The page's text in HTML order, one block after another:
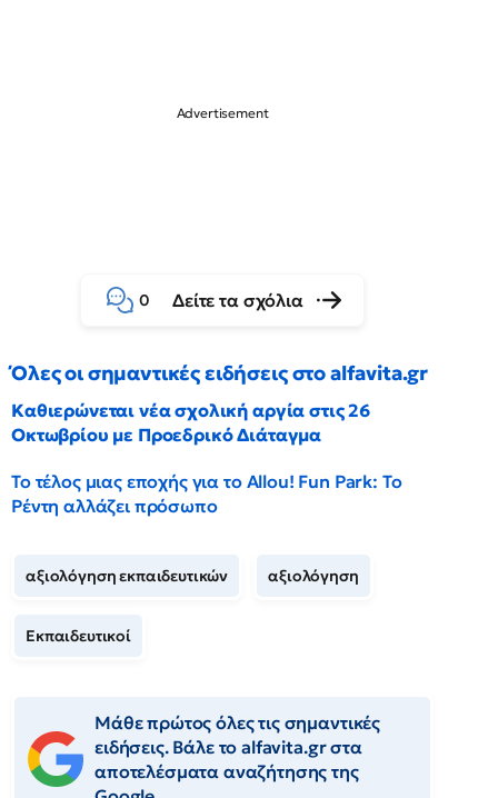
0 Δείτε τα σχόλια
Όλες οι σημαντικές ειδήσεις στο alfavita.gr
Καθιερώνεται νέα σχολική αργία στις 26
Οκτωβρίου με Προεδρικό Διάταγμα
Το τέλος μιας εποχής για το Allou! Fun Park: Το
Ρέντη αλλάζει πρόσωπο
αξιολόγηση εκπαιδευτικών αξιολόγηση
Εκπαιδευτικοί
Μάθε πρώτος όλες τις σημαντικές
ειδήσεις. Βάλε το alfavita.gr στα
αποτελέσματα αναζήτησης της